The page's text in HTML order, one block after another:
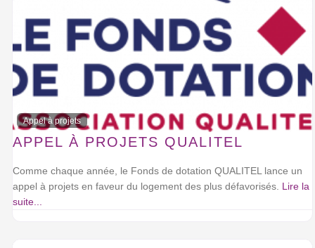
Appel à projets
APPEL À PROJETS QUALITEL
Comme chaque année, le Fonds de dotation QUALITEL lance un
appel à projets en faveur du logement des plus défavorisés. Lire la
suite...